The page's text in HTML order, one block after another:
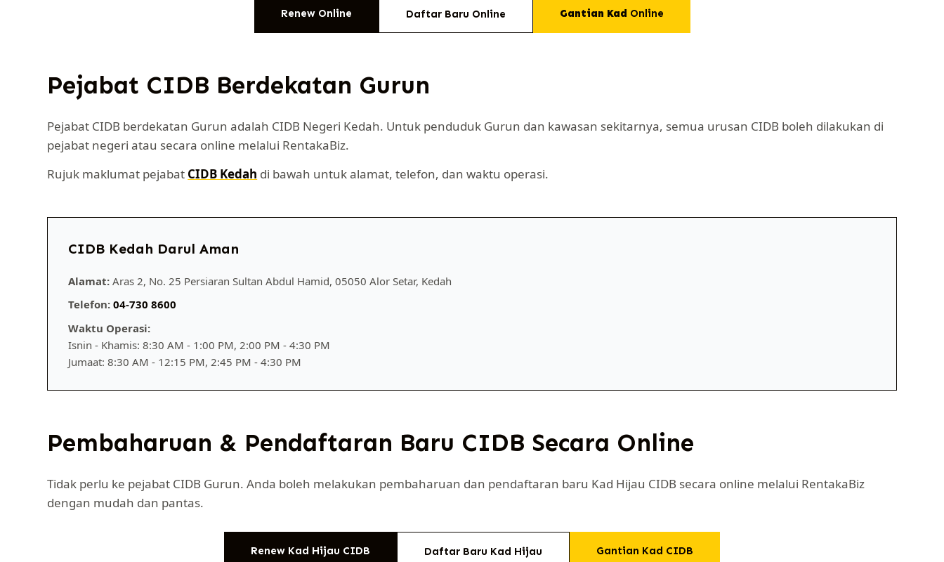
Renew Online Daftar Baru Online Gantian Kad Online
Pejabat CIDB Berdekatan Gurun
Pejabat CIDB berdekatan Gurun adalah CIDB Negeri Kedah. Untuk penduduk Gurun dan kawasan sekitarnya, semua urusan CIDB boleh dilakukan di
pejabat negeri atau secara online melalui RentakaBiz.
Rujuk maklumat pejabat CIDB Kedah di bawah untuk alamat, telefon, dan waktu operasi.
CIDB Kedah Darul Aman
Alamat:Aras 2, No. 25 Persiaran Sultan Abdul Hamid, 05050 Alor Setar, Kedah
Telefon: 04-730 8600
Waktu Operasi:
Isnin - Khamis: 8:30 AM - 1:00 PM, 2:00 PM - 4:30 PM
Jumaat: 8:30 AM - 12:15 PM, 2:45 PM - 4:30 PM
Pembaharuan & Pendaftaran Baru CIDB Secara Online
Tidak perlu ke pejabat CIDB Gurun. Anda boleh melakukan pembaharuan dan pendaftaran baru Kad Hijau CIDB secara online melalui RentakaBiz
dengan mudah dan pantas.
Renew Kad Hijau CIDB Daftar Baru Kad Hijau Gantian Kad CIDB